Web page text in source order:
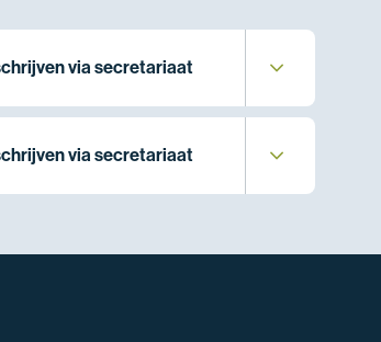
via secretariaat
via secretariaat